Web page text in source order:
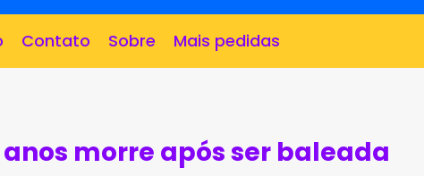
Contato Sobre Mais pedidas
morre após ser baleada